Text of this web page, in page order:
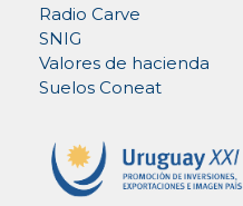
Radio Carve
SNIG
Valores de hacienda
Suelos Coneat